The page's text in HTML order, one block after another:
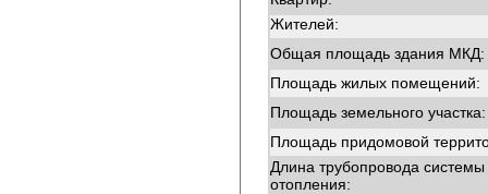
Жителей:
Общая площадь здания МКД:
Площадь жилых помещений:
Площадь земельного участка:
Площадь придомовой
Длина трубопровода системы
отопления: